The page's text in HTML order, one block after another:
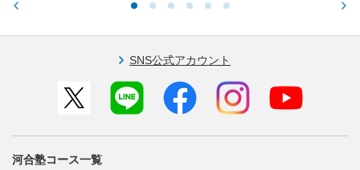
SNS公式アカウント
河合塾コース一覧